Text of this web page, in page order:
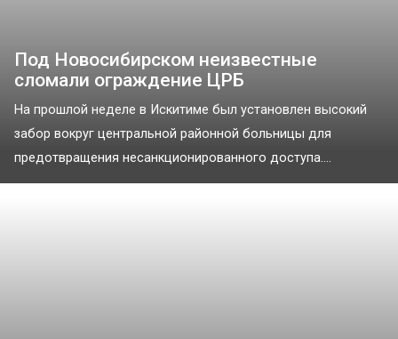
Под Новосибирском неизвестные
сломали ограждение ЦРБ
На прошлой неделе в Искитиме был установлен высокий
забор вокруг центральной районной больницы для
предотвращения несанкционированного доступа....